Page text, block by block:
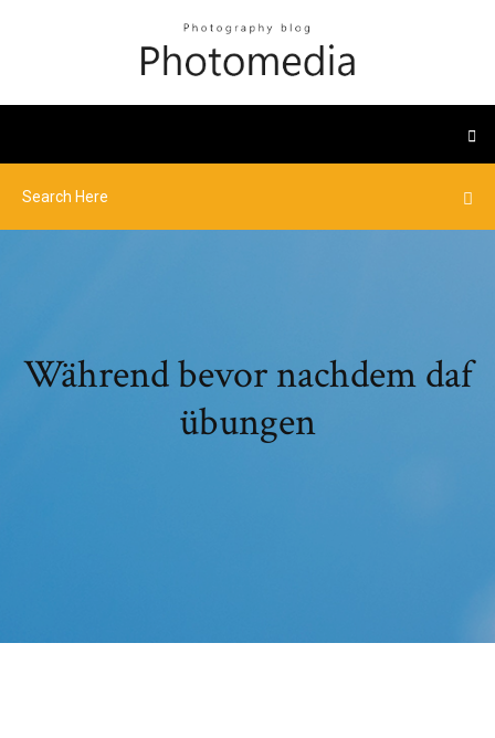
Während bevor nachdem daf
übungen